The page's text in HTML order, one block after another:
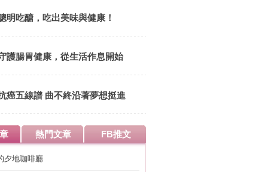
明吃醣，吃出美味與健康！
護腸胃健康，從生活作息開始
癌五線譜 曲不終沿著夢想挺進
熱門文章 FB推文
夕地咖啡廳